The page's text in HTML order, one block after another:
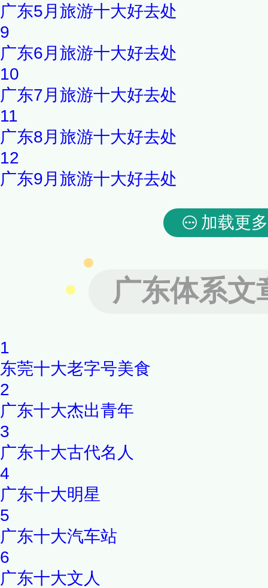
广东5月旅游十大好去处
9
广东6月旅游十大好去处
10
广东7月旅游十大好去处
11
广东8月旅游十大好去处
12
广东9月旅游十大好去处
加载更多
广东体系文
1
东莞十大老字号美食
2
广东十大杰出青年
3
广东十大古代名人
4
广东十大明星
5
广东十大汽车站
6
广东十大文人